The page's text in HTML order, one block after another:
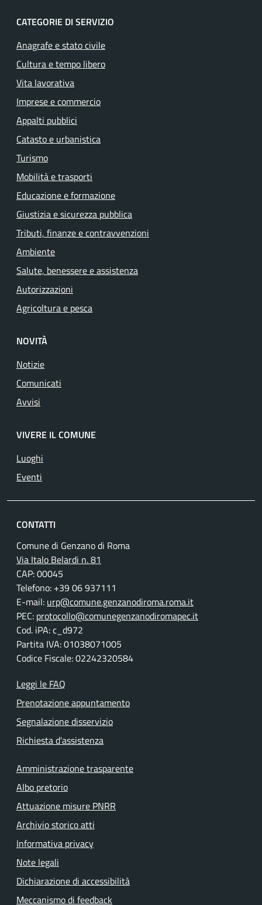
CATEGORIE DI SERVIZIO
Anagrafe e stato civile
Cultura e tempo libero
Vita lavorativa
Imprese e commercio
Appalti pubblici
Catasto e urbanistica
Turismo
Mobilità e trasporti
Educazione e formazione
Giustizia e sicurezza pubblica
Tributi, finanze e contravvenzioni
Ambiente
Salute, benessere e assistenza
Autorizzazioni
Agricoltura e pesca
NOVITÀ
Notizie
Comunicati
Avvisi
VIVERE IL COMUNE
Luoghi
Eventi
CONTATTI
Comune di Genzano di Roma
Via Italo Belardi n. 81
CAP: 00045
Telefono: +39 06 937111
E-mail: urp@comune.genzanodiroma.roma.it
PEC: protocollo@comunegenzanodiromapec.it
Cod. iPA: c_d972
Partita IVA: 01038071005
Codice Fiscale: 02242320584
Leggi le FAQ
Prenotazione appuntamento
Segnalazione disservizio
Richiesta d'assistenza
Amministrazione trasparente
Albo pretorio
Attuazione misure PNRR
Archivio storico atti
Informativa privacy
Note legali
Dichiarazione di accessibilità
Meccanismo di feedback